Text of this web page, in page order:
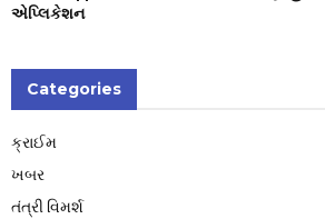
એપ્લિકેશન
Categories
ક્રાઈમ
ખબર
તંત્રી વિમર્શ